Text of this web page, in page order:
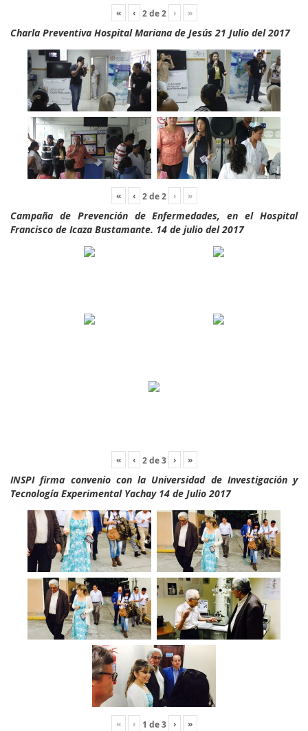
« ‹ 2de2 › »
Charla Preventiva Hospital Mariana de Jesús 21 Julio del 2017
« ‹ 2de2 › »
Campaña de Prevención de Enfermedades, en el Hospital
Francisco de Icaza Bustamante. 14 de julio del 2017
« ‹ 2de3 › »
INSPI firma convenio con la Universidad de Investigación y
Tecnología Experimental Yachay 14 de Julio 2017
« ‹ 1 de3 › »